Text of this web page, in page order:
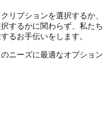
リプションを選択するか、
するかに関わらず、私たち
るお手伝いをします。
ニーズに最適なオプション